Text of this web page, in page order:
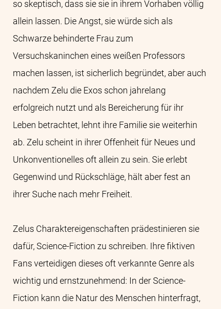
so skeptisch, dass sie sie in ihrem Vorhaben völlig
allein lassen. Die Angst, sie würde sich als
Schwarze behinderte Frau zum
Versuchskaninchen eines weißen Professors
machen lassen, ist sicherlich begründet, aber auch
nachdem Zelu die Exos schon jahrelang
erfolgreich nutzt und als Bereicherung für ihr
Leben betrachtet, lehnt ihre Familie sie weiterhin
ab. Zelu scheint in ihrer Offenheit für Neues und
Unkonventionelles oft allein zu sein. Sie erlebt
Gegenwind und Rückschläge, hält aber fest an
ihrer Suche nach mehr Freiheit.
Zelus Charaktereigenschaften prädestinieren sie
dafür, Science-Fiction zu schreiben. Ihre fiktiven
Fans verteidigen dieses oft verkannte Genre als
wichtig und ernstzunehmend: In der Science-
Fiction kann die Natur des Menschen hinterfragt,